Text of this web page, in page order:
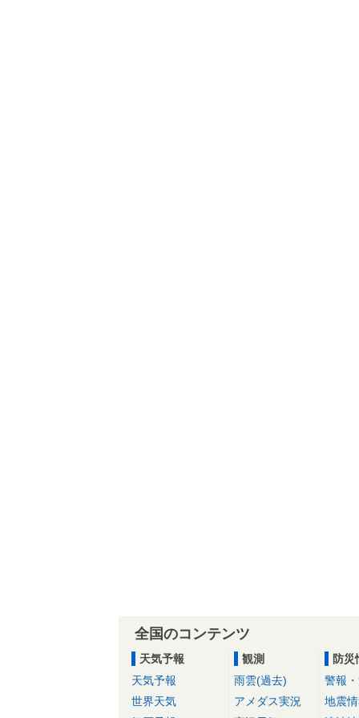
全国のコンテンツ
天気予報
天気予報
世界天気
観測
雨雲(過去)
アメダス実況
防災
警報
地震